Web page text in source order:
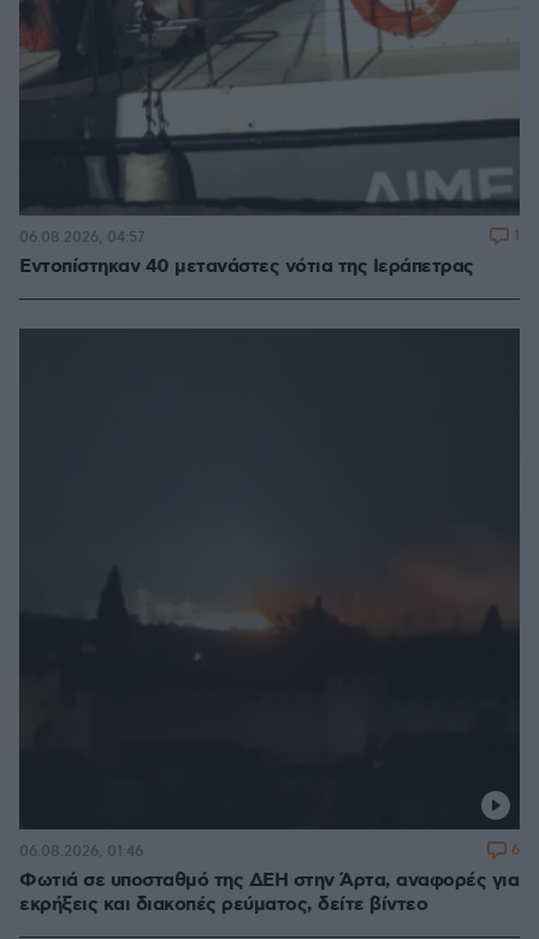
Εντοπίστηκαν 40 μετανάστες νότια της Ιεράπετρας
06.08.2026, 04:57 1
Φωτιά σε υποσταθμό της ΔΕΗ στην Άρτα, αναφορές για
εκρήξεις και διακοπές ρεύματος, δείτε βίντεο
06.08.2026, 01:46 6